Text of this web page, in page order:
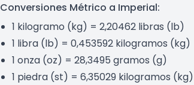
Conversiones Métrico a Imperial:
1 kilogramo (kg) = 2,20462 libras (lb)
1 libra (lb) = 0,453592 kilogramos (kg)
1 onza (oz) = 28,3495 gramos (g)
1 piedra (st) = 6,35029 kilogramos (kg)